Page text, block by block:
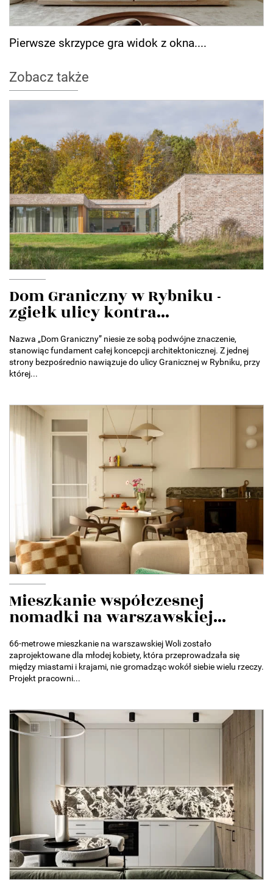
Pierwsze skrzypce gra widok z okna....
Zobacz także
Dom Graniczny w Rybniku -
zgiełk ulicy kontra...
Nazwa „Dom Graniczny” niesie ze sobą podwójne znaczenie,
stanowiąc fundament całej koncepcji architektonicznej. Z jednej
strony bezpośrednio nawiązuje do ulicy Granicznej w Rybniku, przy
której...
Mieszkanie współczesnej
nomadki na warszawskiej...
66-metrowe mieszkanie na warszawskiej Woli zostało
zaprojektowane dla młodej kobiety, która przeprowadzała się
między miastami i krajami, nie gromadząc wokół siebie wielu rzeczy.
Projekt pracowni...